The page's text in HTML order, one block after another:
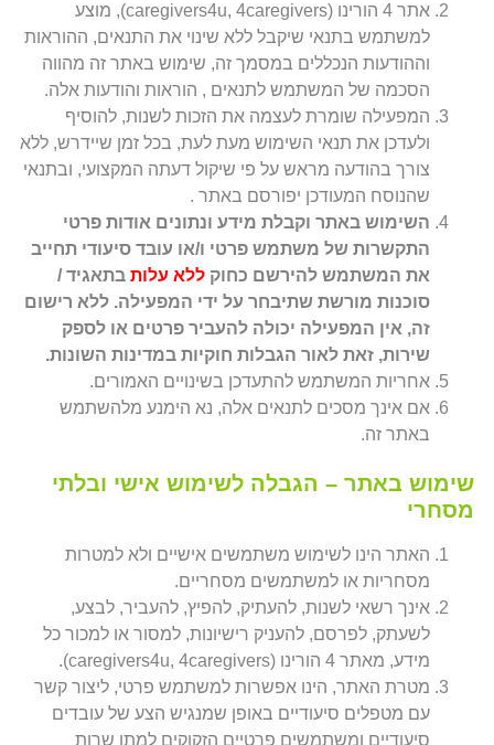
אתר 4 הורינו (caregivers4u, 4caregivers), מוצע
למשתמש בתנאי שיקבל ללא שינוי את התנאים, ההוראות
וההודעות הנכללים במסמך זה, שימוש באתר זה מהווה
הסכמה של המשתמש לתנאים , הוראות והודעות אלה.
המפעילה שומרת לעצמה את הזכות לשנות, להוסיף
ולעדכן את תנאי השימוש מעת לעת, בכל זמן שיידרש, ללא
צורך בהודעה מראש על פי שיקול דעתה המקצועי, ובתנאי
שהנוסח המעודכן יפורסם באתר .
השימוש באתר וקבלת מידע ונתונים אודות פרטי
התקשרות של משתמש פרטי ו/או עובד סיעודי תחייב
את המשתמש להירשם כחוק ללא עלות בתאגיד /
סוכנות מורשת שתיבחר על ידי המפעילה. ללא רישום
זה, אין המפעילה יכולה להעביר פרטים או לספק
שירות, זאת לאור הגבלות חוקיות במדינות השונות.
אחריות המשתמש להתעדכן בשינויים האמורים.
אם אינך מסכים לתנאים אלה, נא הימנע מלהשתמש
באתר זה.
שימוש באתר – הגבלה לשימוש אישי ובלתי
מסחרי
האתר הינו לשימוש משתמשים אישיים ולא למטרות
מסחריות או למשתמשים מסחריים.
אינך רשאי לשנות, להעתיק, להפיץ, להעביר, לבצע,
לשעתק, לפרסם, להעניק רישיונות, למסור או למכור כל
מידע, מאתר 4 הורינו (caregivers4u, 4caregivers).
מטרת האתר, הינו אפשרות למשתמש פרטי, ליצור קשר
עם מטפלים סיעודיים באופן שמנגיש הצע של עובדים
סיעודיים ומשתמשים פרטיים הזקוקים למתן שרות